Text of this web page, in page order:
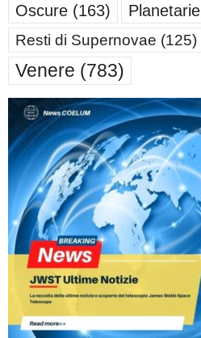
Oscure (163) Planetarie
Resti di Supernovae (125)
Venere (783)